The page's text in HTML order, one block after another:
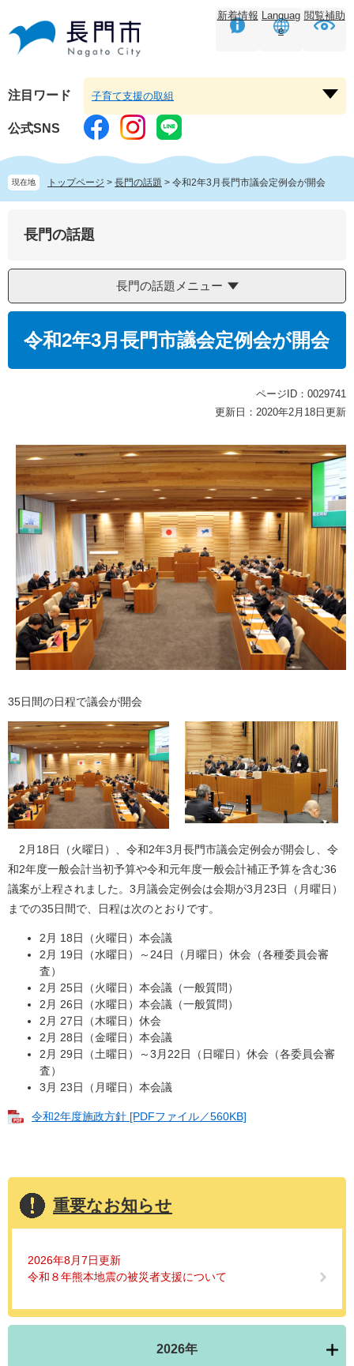
頭
す。
飛
し
本
文
へ
新着情報 Languag
e
閲覧補助
注目ワード
ー
子育て支援の取組
公式SNS
現在地 トップページ > 長門の話題 > 令和2年3月長門市議会定例会が開会
長門の話題
長門の話題メニュー
令和2年3月長門市議会定例会が開会
ページID：0029741
更新日：2020年2月18日更新
35日間の日程で議会が開会
2月18日（火曜日）、令和2年3月長門市議会定例会が開会し、令
和2年度一般会計当初予算や令和元年度一般会計補正予算を含む36
議案が上程されました。3月議会定例会は会期が3月23日（月曜日）
までの35日間で、日程は次のとおりです。
2月 18日（火曜日）本会議
2月 19日（水曜日）～24日（月曜日）休会（各種委員会審
査）
2月 25日（火曜日）本会議（一般質問）
2月 26日（水曜日）本会議（一般質問）
2月 27日（木曜日）休会
2月 28日（金曜日）本会議
2月 29日（土曜日）～3月22日（日曜日）休会（各委員会審
査）
3月 23日（月曜日）本会議
令和2年度施政方針 [PDFファイル／560KB]
重要なお知らせ
2026年8月7日更新
令和８年熊本地震の被災者支援について
2026年